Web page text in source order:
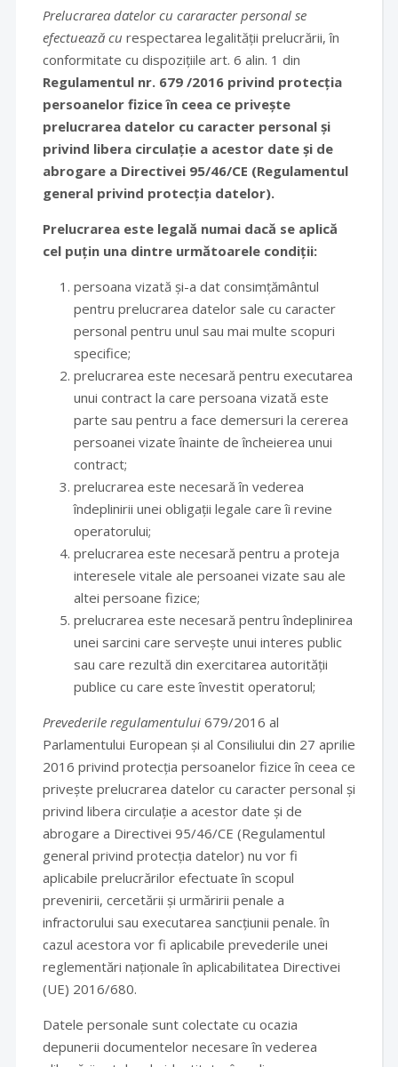
Prelucrarea datelor cu cararacter personal se
efectuează cu respectarea legalității prelucrării, în
conformitate cu dispozițiile art. 6 alin. 1 din
Regulamentul nr. 679 /2016 privind protecția
persoanelor fizice în ceea ce privește
prelucrarea datelor cu caracter personal și
privind libera circulație a acestor date și de
abrogare a Directivei 95/46/CE (Regulamentul
general privind protecția datelor).
Prelucrarea este legală numai dacă se aplică
cel puțin una dintre următoarele condiții:
persoana vizată și-a dat consimțământul
pentru prelucrarea datelor sale cu caracter
personal pentru unul sau mai multe scopuri
specifice;
prelucrarea este necesară pentru executarea
unui contract la care persoana vizată este
parte sau pentru a face demersuri la cererea
persoanei vizate înainte de încheierea unui
contract;
prelucrarea este necesară în vederea
îndeplinirii unei obligații legale care îi revine
operatorului;
prelucrarea este necesară pentru a proteja
interesele vitale ale persoanei vizate sau ale
altei persoane fizice;
prelucrarea este necesară pentru îndeplinirea
unei sarcini care servește unui interes public
sau care rezultă din exercitarea autorității
publice cu care este învestit operatorul;
Prevederile regulamentului679/2016 al
Parlamentului European și al Consiliului din 27 aprilie
2016 privind protecția persoanelor fizice în ceea ce
privește prelucrarea datelor cu caracter personal și
privind libera circulație a acestor date și de
abrogare a Directivei 95/46/CE (Regulamentul
general privind protecția datelor) nu vor fi
aplicabile prelucrărilor efectuate în scopul
prevenirii, cercetării și urmăririi penale a
infractorului sau executarea sancțiunii penale. în
cazul acestora vor fi aplicabile prevederile unei
reglementări naționale în aplicabilitatea Directivei
(UE) 2016/680.
Datele personale sunt colectate cu ocazia
depunerii documentelor necesare în vederea